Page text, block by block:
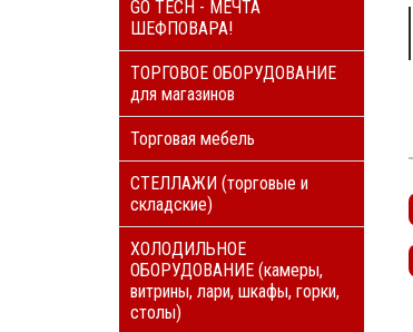
GO TECH - МЕЧТА
ШЕФПОВАРА!
ТОРГОВОЕ ОБОРУДОВАНИЕ
для магазинов
Торговая мебель
СТЕЛЛАЖИ (торговые и
складские)
ХОЛОДИЛЬНОЕ
ОБОРУДОВАНИЕ (камеры,
витрины, лари, шкафы, горки,
столы)